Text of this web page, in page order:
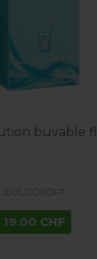
buvable
DULCOSOFT
19.00 CHF